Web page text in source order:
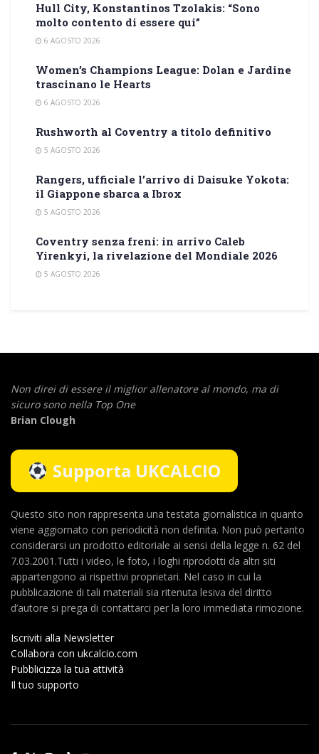
Hull City, Konstantinos Tzolakis: “Sono
molto contento di essere qui”
6 AGOSTO 2026
Women’s Champions League: Dolan e Jardine
trascinano le Hearts
6 AGOSTO 2026
Rushworth al Coventry a titolo definitivo
5 AGOSTO 2026
Rangers, ufficiale l’arrivo di Daisuke Yokota:
il Giappone sbarca a Ibrox
5 AGOSTO 2026
Coventry senza freni: in arrivo Caleb
Yirenkyi, la rivelazione del Mondiale 2026
5 AGOSTO 2026
Non direi di essere il miglior allenatore al mondo, ma di
sicuro sono nella Top One
Brian Clough
Supporta UKCALCIO
Questo sito non rappresenta una testata giornalistica in quanto
viene aggiornato con periodicità non definita. Non può pertanto
considerarsi un prodotto editoriale ai sensi della legge n. 62 del
7.03.2001.Tutti i video, le foto, i loghi riprodotti da altri siti
appartengono ai rispettivi proprietari. Nel caso in cui la
pubblicazione di tali materiali sia ritenuta lesiva del diritto
d’autore si prega di contattarci per la loro immediata rimozione.
Iscriviti alla Newsletter
Collabora con ukcalcio.com
Pubblicizza la tua attività
Il tuo supporto